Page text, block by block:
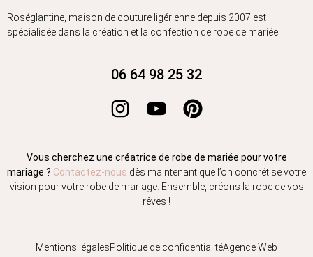
Roséglantine, maison de couture ligérienne depuis 2007 est
spécialisée dans la création et la confection de robe de mariée.
06 64 98 25 32
Vous cherchez une créatrice de robe de mariée pour votre
mariage ? Contactez-nous dès maintenant que l’on concrétise votre
vision pour votre robe de mariage. Ensemble, créons la robe de vos
rêves !
Mentions légalesPolitique de confidentialitéAgence Web